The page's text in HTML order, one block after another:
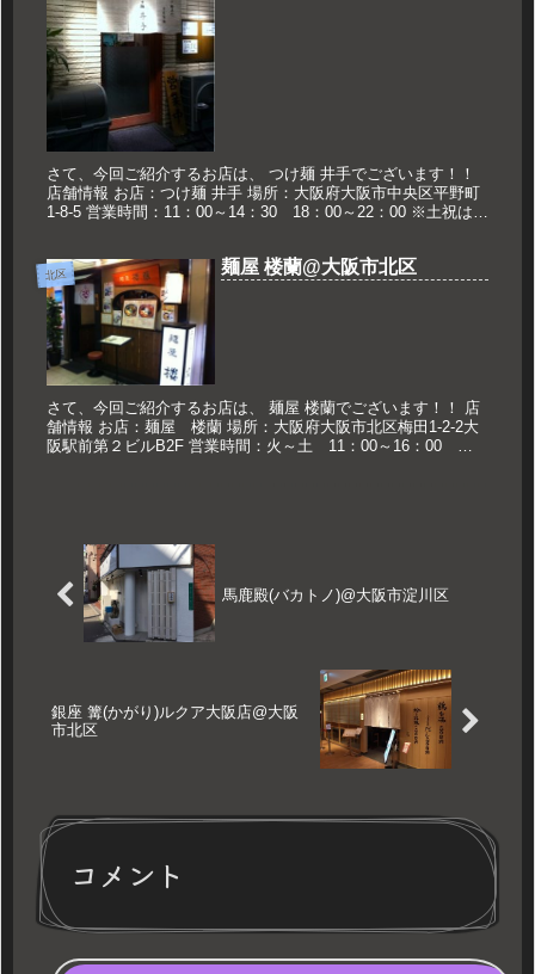
さて、今回ご紹介するお店は、 つけ麺 井手でございます！！
店舗情報 お店：つけ麺 井手 場所：大阪府大阪市中央区平野町
1-8-5 営業時間：11：00～14：30 18：00～22：00 ※土祝は昼
北区 麺屋 楼蘭@大阪市北区
さて、今回ご紹介するお店は、 麺屋 楼蘭でございます！！ 店
舗情報 お店：麺屋 楼蘭 場所：大阪府大阪市北区梅田1-2-2大
阪駅前第２ビルB2F 営業時間：火～土 11：00～16：00
馬鹿殿(バカトノ)@大阪市淀川区
銀座 篝(かがり)ルクア大阪店@大阪
市北区
コメント